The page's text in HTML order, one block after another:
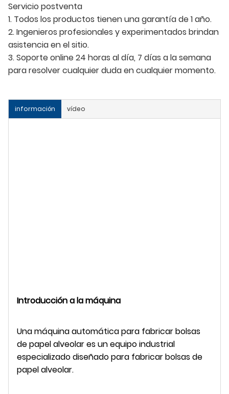
Servicio postventa
1. Todos los productos tienen una garantía de 1 año.
2. Ingenieros profesionales y experimentados brindan
asistencia en el sitio.
3. Soporte online 24 horas al día, 7 días a la semana
para resolver cualquier duda en cualquier momento.
información vídeo
Introducción a la máquina
Una máquina automática para fabricar bolsas
de papel alveolar es un equipo industrial
especializado diseñado para fabricar bolsas de
papel alveolar.